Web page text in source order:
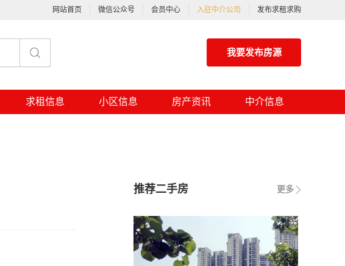
网站首页 微信公众号 会员中心 入驻中介公司 发布求租求购
我要发布房源
求租信息 小区信息 房产资讯 中介信息
更多
推荐二手房